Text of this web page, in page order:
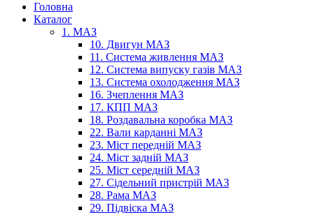
Головна
Каталог
1. МАЗ
10. Двигун МАЗ
11. Система живлення МАЗ
12. Система випуску газів МАЗ
13. Система охолодження МАЗ
16. Зчеплення МАЗ
17. КПП МАЗ
18. Роздавальна коробка МАЗ
22. Вали карданні МАЗ
23. Міст передній МАЗ
24. Міст задній МАЗ
25. Міст середній МАЗ
27. Сідельний пристрій МАЗ
28. Рама МАЗ
29. Підвіска МАЗ